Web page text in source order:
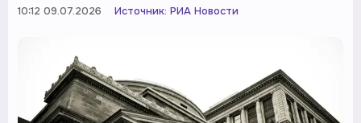
10:12 09.07.2026 Источник: РИА Новости